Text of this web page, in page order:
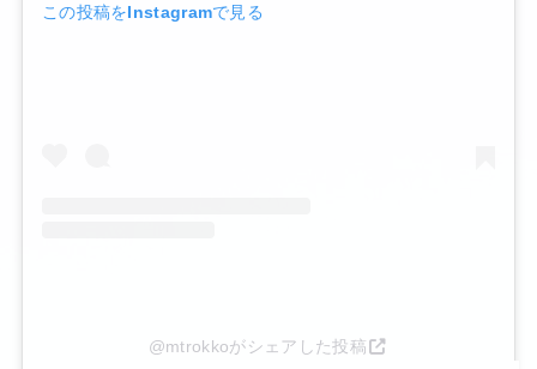
この投稿をInstagramで見る
@mtrokkoがシェアした投稿